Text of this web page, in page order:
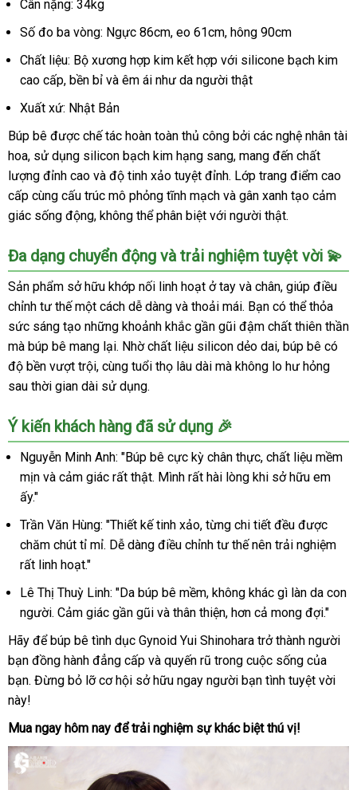
Cân nặng: 34kg
Số đo ba vòng: Ngực 86cm, eo 61cm, hông 90cm
Chất liệu: Bộ xương hợp kim kết hợp với silicone bạch kim
cao cấp, bền bỉ và êm ái như da người thật
Xuất xứ: Nhật Bản
Búp bê được chế tác hoàn toàn thủ công bởi các nghệ nhân tài
hoa, sử dụng silicon bạch kim hạng sang, mang đến chất
lượng đỉnh cao và độ tinh xảo tuyệt đỉnh. Lớp trang điểm cao
cấp cùng cấu trúc mô phỏng tĩnh mạch và gân xanh tạo cảm
giác sống động, không thể phân biệt với người thật.
Đa dạng chuyển động và trải nghiệm tuyệt vời 💫
Sản phẩm sở hữu khớp nối linh hoạt ở tay và chân, giúp điều
chỉnh tư thế một cách dễ dàng và thoải mái. Bạn có thể thỏa
sức sáng tạo những khoảnh khắc gần gũi đậm chất thiên thần
mà búp bê mang lại. Nhờ chất liệu silicon dẻo dai, búp bê có
độ bền vượt trội, cùng tuổi thọ lâu dài mà không lo hư hỏng
sau thời gian dài sử dụng.
Ý kiến khách hàng đã sử dụng 🎉
Nguyễn Minh Anh: "Búp bê cực kỳ chân thực, chất liệu mềm
mịn và cảm giác rất thật. Mình rất hài lòng khi sở hữu em
ấy."
Trần Văn Hùng: "Thiết kế tinh xảo, từng chi tiết đều được
chăm chút tỉ mỉ. Dễ dàng điều chỉnh tư thế nên trải nghiệm
rất linh hoạt."
Lê Thị Thuỳ Linh: "Da búp bê mềm, không khác gì làn da con
người. Cảm giác gần gũi và thân thiện, hơn cả mong đợi."
Hãy để búp bê tình dục Gynoid Yui Shinohara trở thành người
bạn đồng hành đẳng cấp và quyến rũ trong cuộc sống của
bạn. Đừng bỏ lỡ cơ hội sở hữu ngay người bạn tình tuyệt vời
này!
Mua ngay hôm nay để trải nghiệm sự khác biệt thú vị!